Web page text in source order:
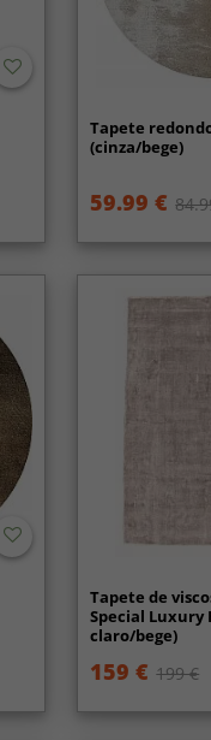
Tapete
(cinza/bege)
59.99 €
Tapete de
Special Luxury
claro/bege)
159 € 199 €